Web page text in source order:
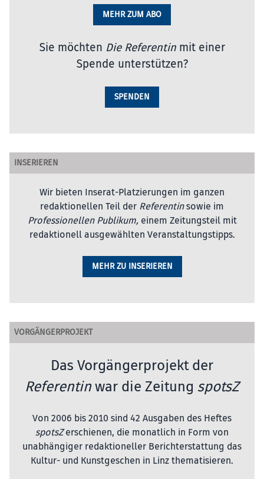
MEHR ZUM ABO
Sie möchten Die Referentinmit einer
Spende unterstützen?
SPENDEN
INSERIEREN
Wir bieten Inserat-Platzierungen im ganzen
redaktionellen Teil der Referentinsowie im
Professionellen Publikum, einem Zeitungsteil mit
redaktionell ausgewählten Veranstaltungstipps.
MEHR ZU INSERIEREN
VORGÄNGERPROJEKT
Das Vorgängerprojekt der
Referentinwar die Zeitung spotsZ
Von 2006 bis 2010 sind 42 Ausgaben des Heftes
spotsZerschienen, die monatlich in Form von
unabhängiger redaktioneller Berichterstattung das
Kultur- und Kunstgeschen in Linz thematisieren.